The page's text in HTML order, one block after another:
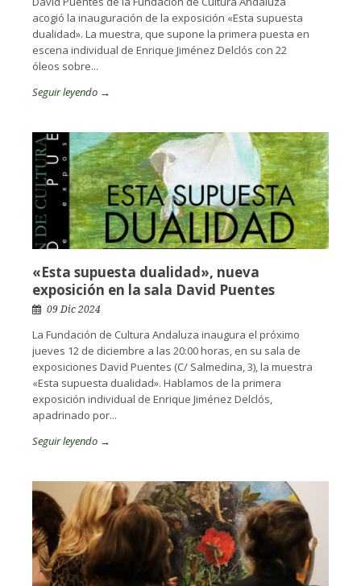
acogió la inauguración de la exposición «Esta supuesta
dualidad». La muestra, que supone la primera puesta en
escena individual de Enrique Jiménez Delclós con 22
óleos sobre...
Seguir leyendo →
«Esta supuesta dualidad», nueva
exposición en la sala David Puentes
09 Dic 2024
La Fundación de Cultura Andaluza inaugura el próximo
jueves 12 de diciembre a las 20:00 horas, en su sala de
exposiciones David Puentes (C/ Salmedina, 3), la muestra
«Esta supuesta dualidad». Hablamos de la primera
exposición individual de Enrique Jiménez Delclós,
apadrinado por...
Seguir leyendo →